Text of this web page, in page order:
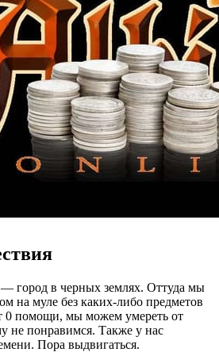
город в черных землях. Оттуда мы
на муле без каких-либо предметов
0 помощи, мы можем умереть от
не понравимся. Также у нас
Пора выдвигаться.